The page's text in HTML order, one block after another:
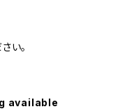
い。
available